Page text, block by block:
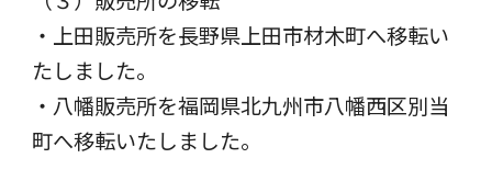
・上田販売所を長野県上田市材木町へ移転い
たしました。
・八幡販売所を福岡県北九州市八幡西区別当
町へ移転いたしました。